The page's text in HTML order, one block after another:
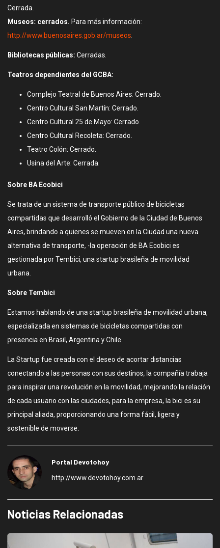
Cerrada.
Museos: cerrados. Para más información:
http://www.buenosaires.gob.ar/museos
Bibliotecas públicas: Cerradas.
Teatros dependientes del GCBA:
Complejo Teatral de Buenos Aires: Cerrado.
Centro Cultural San Martín: Cerrado.
Centro Cultural 25 de Mayo: Cerrado.
Centro Cultural Recoleta: Cerrado.
Teatro Colón: Cerrado.
Usina del Arte: Cerrada.
Sobre BA Ecobici
Se trata de un sistema de transporte público de bicicletas
compartidas que desarrolló el Gobierno de la Ciudad de Buenos
Aires, brindando a quienes se mueven en la Ciudad una nueva
alternativa de transporte, -la operación de BA Ecobici es
gestionada por Tembici, una startup brasileña de movilidad
urbana.
Sobre Tembici
Estamos hablando de una startup brasileña de movilidad urbana,
especializada en sistemas de bicicletas compartidas con
presencia en Brasil, Argentina y Chile.
La Startup fue creada con el deseo de acortar distancias
conectando a las personas con sus destinos, la compañía trabaja
para inspirar una revolución en la movilidad, mejorando la relación
de cada usuario con las ciudades, para la empresa, la bici es su
principal aliada, proporcionando una forma fácil, ligera y
sostenible de moverse.
Portal Devotohoy
http://www.devotohoy.com.ar
Noticias Relacionadas